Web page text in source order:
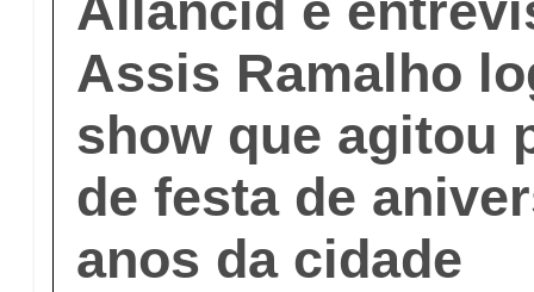
Assis Ramalho
show que agitou
de festa de
anos da cidade